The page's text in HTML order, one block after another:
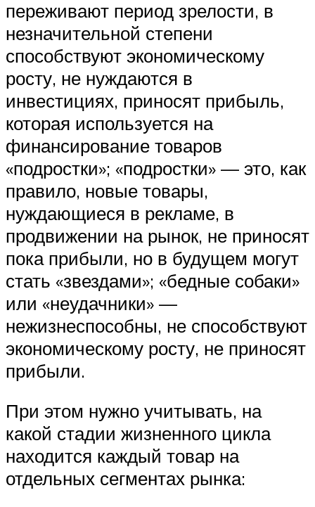
переживают период зрелости, в
незначительной степени
способствуют экономическому
росту, не нуждаются в
инвестициях, приносят прибыль,
которая используется на
финансирование товаров
«подростки»; «подростки» — это, как
правило, новые товары,
нуждающиеся в рекламе, в
продвижении на рынок, не приносят
пока прибыли, но в будущем могут
стать «звездами»; «бедные собаки»
или «неудачники» —
нежизнеспособны, не способствуют
экономическому росту, не приносят
прибыли.
При этом нужно учитывать, на
какой стадии жизненного цикла
находится каждый товар на
отдельных сегментах рынка: